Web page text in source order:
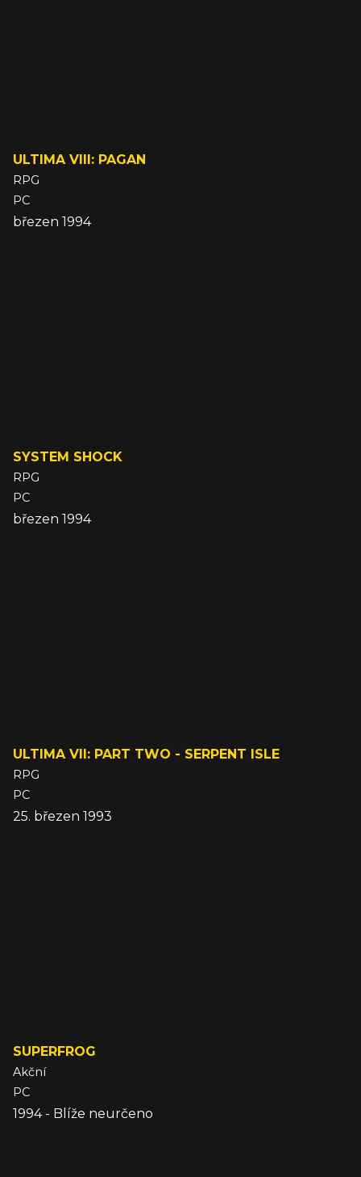
ULTIMA VIII: PAGAN
RPG
PC
březen 1994
SYSTEM SHOCK
RPG
PC
březen 1994
ULTIMA VII: PART TWO - SERPENT ISLE
RPG
PC
25. březen 1993
SUPERFROG
Akční
PC
1994 - Blíže neurčeno